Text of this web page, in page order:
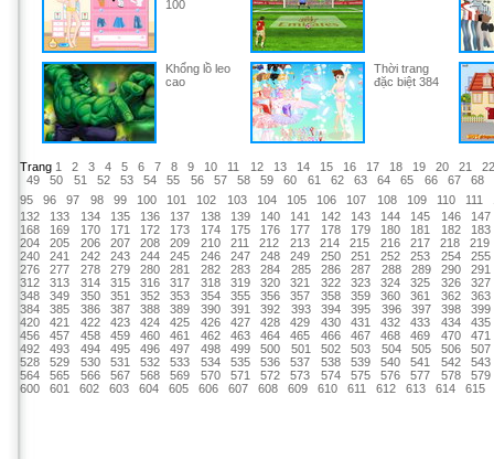
100
Khổng lồ leo
cao
Thời trang
đặc biệt 384
Trang 1 2 3 4 5 6 7 8 9 10 11 12 13 14 15 16 17 18 19 20 21
22
49
50 51 52 53 54 55 56 57 58 59 60 61 62 63 64 65 66 67
68
95
96 97 98 99 100 101 102 103 104 105 106 107 108 109 110 111
132
133 134 135 136 137 138 139 140 141 142 143 144 145 146
147
168
169 170 171 172 173 174 175 176 177 178 179 180 181 182
183
204
205 206 207 208 209 210 211 212 213 214 215 216 217 218
219
240
241 242 243 244 245 246 247 248 249 250 251 252 253 254
255
276
277 278 279 280 281 282 283 284 285 286 287 288 289 290
291
312
313 314 315 316 317 318 319 320 321 322 323 324 325 326
327
348
349 350 351 352 353 354 355 356 357 358 359 360 361 362
363
384
385 386 387 388 389 390 391 392 393 394 395 396 397 398
399
420
421 422 423 424 425 426 427 428 429 430 431 432 433 434
435
456
457 458 459 460 461 462 463 464 465 466 467 468 469 470
471
492
493 494 495 496 497 498 499 500 501 502 503 504 505 506
507
528
529 530 531 532 533 534 535 536 537 538 539 540 541 542
543
564
565 566 567 568 569 570 571 572 573 574 575 576 577 578
579
600
601 602 603 604 605 606 607 608 609 610 611 612 613 614 615